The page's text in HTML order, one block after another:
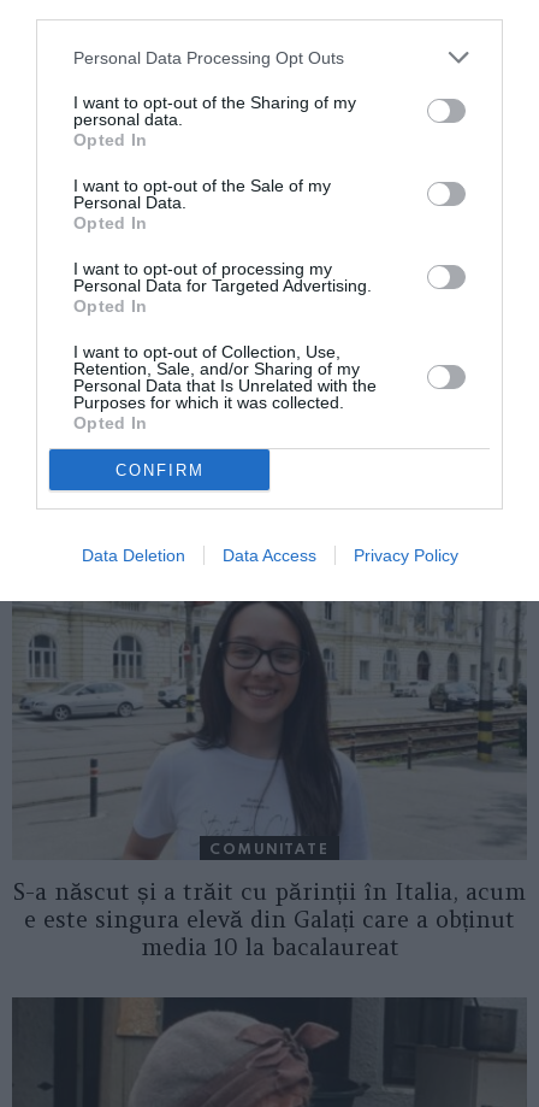
Personal Data Processing Opt Outs
I want to opt-out of the Sharing of my
personal data.
Opted In
I want to opt-out of the Sale of my
Personal Data.
Opted In
I want to opt-out of processing my
Personal Data for Targeted Advertising.
Opted In
I want to opt-out of Collection, Use,
Retention, Sale, and/or Sharing of my
Personal Data that Is Unrelated with the
Purposes for which it was collected.
Opted In
CONFIRM
Data Deletion Data Access Privacy Policy
Va fi internată în unitatea funcţională pentru arşi
pentru explorare şi terapie specifică în blocul operator,
a precizat dr. Tamara Roşu, medic-şef UPU şi
purtător de cuvânt al Spitalului de Copii.
ROMANI IN ITALIA
Articolul anterior
În timp ce Italia strânge șurubul,
Danemarca elimină TOATE restricțiile
Următorul articol
Ucraina, Putin la telefon cu Draghi:
„Moscova va garanta gaz rusesc Italiei”
AȚI PUTEA DORI DE
COMUNITATE
S-a născut și a trăit cu părinții în Italia, acum
e este singura elevă din Galați care a obținut
media 10 la bacalaureat